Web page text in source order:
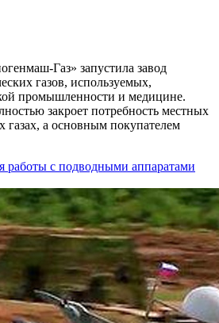
Газ» запустила завод
газов, используемых,
промышленности и медицине.
закроет потребность местных
газах, а основным покупателем
работы с подводными аппаратами